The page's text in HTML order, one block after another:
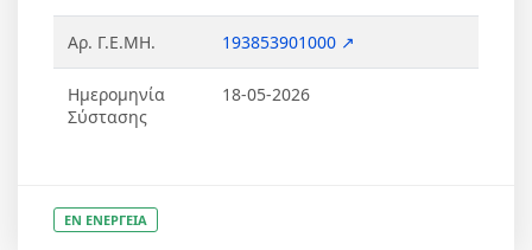
Αρ. Γ.Ε.ΜΗ. 193853901000 ↗
Ημερομηνία
Σύστασης
18-05-2026
ΕΝ ΕΝΕΡΓΕΙΑ